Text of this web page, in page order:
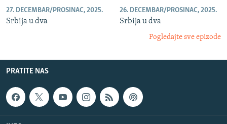
27. DECEMBAR/PROSINAC, 2025.
Srbija u dva
26. DECEMBAR/PROSINAC, 2025.
Srbija u dva
Pogledajte sve epizode
PRATITE NAS